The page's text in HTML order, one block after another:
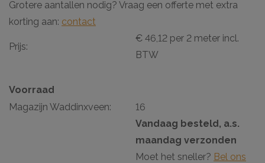
Grotere aantallen nodig? Vraag een offerte met extra
korting aan: contact
Prijs:
€ 46,12 per 2 meter incl.
BTW
Voorraad
Magazijn Waddinxveen:
16
Vandaag besteld, a.s.
maandag verzonden
Moet het sneller? Bel ons